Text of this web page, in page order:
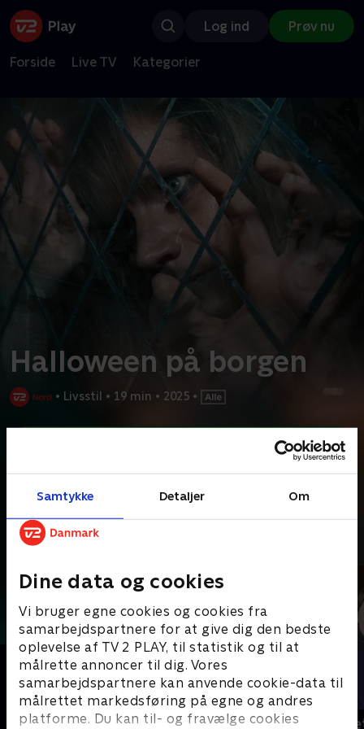
Samtykke Detaljer Om
Dine data og cookies
Vi bruger egne cookies og cookies fra
samarbejdspartnere for at give dig den bedste
oplevelse af TV 2 PLAY, til statistik og til at
målrette annoncer til dig. Vores
samarbejdspartnere kan anvende cookie-data til
målrettet markedsføring på egne og andres
platforme. Du kan til- og fravælge cookies
Log ind Prøv nu
Forside Live TV Kategorier
Halloween på borgen
• Livsstil • 19 min • 2025 •
middelalderborg. Der er både vindebro, skydeskår
Læs mere
*Kræver pakken Basis. Administrer dit abonnement på Mit TV 2.
Andre så også
Julelys for millioner Jul på